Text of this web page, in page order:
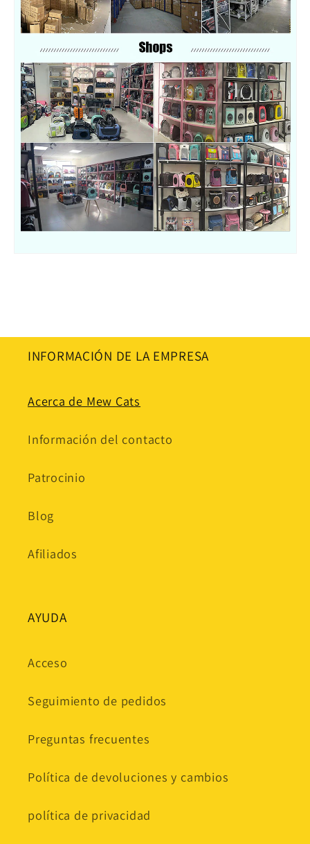
INFORMACIÓN DE LA EMPRESA
Acerca de Mew Cats
Información del contacto
Patrocinio
Blog
Afiliados
AYUDA
Acceso
Seguimiento de pedidos
Preguntas frecuentes
Política de devoluciones y cambios
política de privacidad